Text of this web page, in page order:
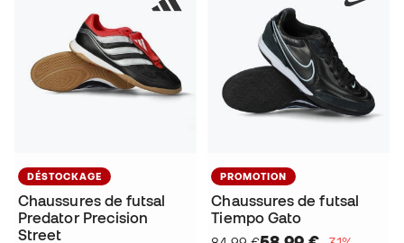
DÉSTOCKAGE
Chaussures de futsal
Predator Precision
Street
PROMOTION
Chaussures de futsal
Tiempo Gato